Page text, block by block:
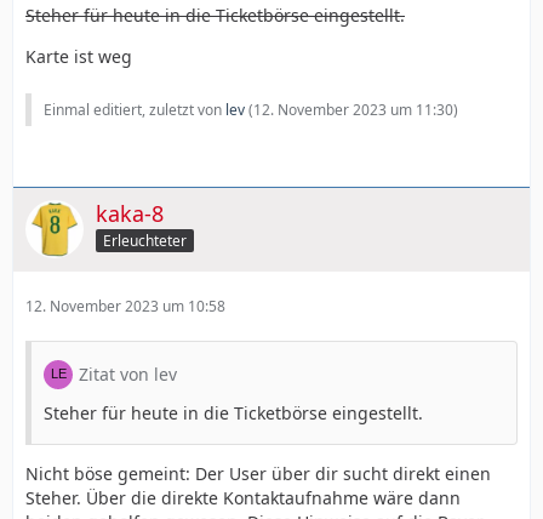
Steher für heute in die Ticketbörse eingestellt.
Karte ist weg
Einmal editiert, zuletzt von lev(12. November 2023 um 11:30)
kaka-8
Erleuchteter
12. November 2023 um 10:58
Zitat von lev
Steher für heute in die Ticketbörse eingestellt.
Nicht böse gemeint: Der User über dir sucht direkt einen
Steher. Über die direkte Kontaktaufnahme wäre dann